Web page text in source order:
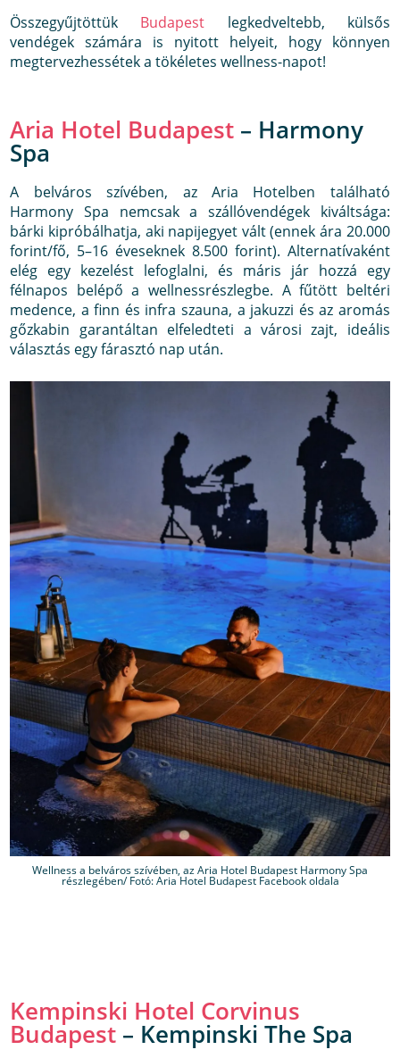
Összegyűjtöttük Budapest legkedveltebb, külsős
vendégek számára is nyitott helyeit, hogy könnyen
megtervezhessétek a tökéletes wellness-napot!
Aria Hotel Budapest – Harmony
Spa
A belváros szívében, az Aria Hotelben található
Harmony Spa nemcsak a szállóvendégek kiváltsága:
bárki kipróbálhatja, aki napijegyet vált (ennek ára 20.000
forint/fő, 5–16 éveseknek 8.500 forint). Alternatívaként
elég egy kezelést lefoglalni, és máris jár hozzá egy
félnapos belépő a wellnessrészlegbe. A fűtött beltéri
medence, a finn és infra szauna, a jakuzzi és az aromás
gőzkabin garantáltan elfeledteti a városi zajt, ideális
választás egy fárasztó nap után.
Wellness a belváros szívében, az Aria Hotel Budapest Harmony Spa
részlegében/ Fotó: Aria Hotel Budapest Facebook oldala
Kempinski Hotel Corvinus
Budapest – Kempinski The Spa